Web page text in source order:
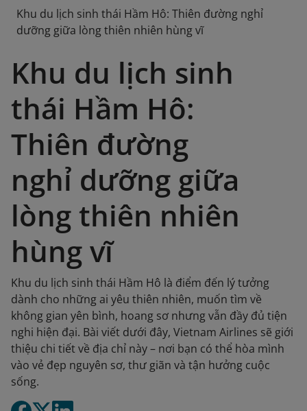
Khu du lịch sinh thái Hầm Hô: Thiên đường nghỉ
dưỡng giữa lòng thiên nhiên hùng vĩ
Khu du lịch sinh
thái Hầm Hô:
Thiên đường
nghỉ dưỡng giữa
lòng thiên nhiên
hùng vĩ
Khu du lịch sinh thái Hầm Hô là điểm đến lý tưởng
dành cho những ai yêu thiên nhiên, muốn tìm về
không gian yên bình, hoang sơ nhưng vẫn đầy đủ tiện
nghi hiện đại. Bài viết dưới đây, Vietnam Airlines sẽ giới
thiệu chi tiết về địa chỉ này – nơi bạn có thể hòa mình
vào vẻ đẹp nguyên sơ, thư giãn và tận hưởng cuộc
sống.